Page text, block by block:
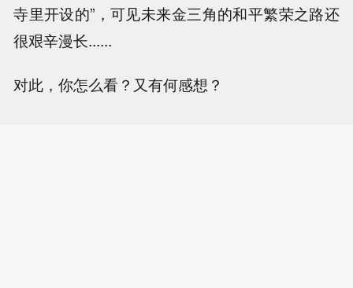
寺里开设的”，可见未来金三角的和平繁荣之路还
很艰辛漫长......
对此，你怎么看？又有何感想？